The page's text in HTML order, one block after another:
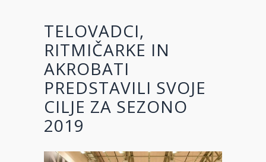
TELOVADCI,
RITMIČARKE IN
AKROBATI
PREDSTAVILI SVOJE
CILJE ZA SEZONO
2019